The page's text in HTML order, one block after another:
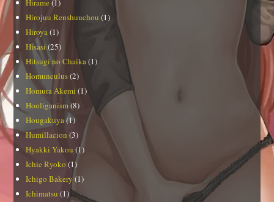
Hirame (1)
Hirojuu Renshuuchou (1)
Hiroya(1)
Hisasi(25)
Hitsugi no Chaika(1)
Homunculus(2)
Homura Akemi (1)
Hooliganism(8)
Hougakuya(1)
Humillacion (3)
Hyakki Yakou (1)
Ichie Ryoko (1)
Ichigo Bakery(1)
Ichimatsu (1)